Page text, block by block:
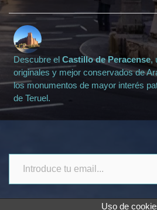
Descubre el Castillo de Peracense,
originales y mejor conservados de
los monumentos de mayor interés
de Teruel.
Uso de